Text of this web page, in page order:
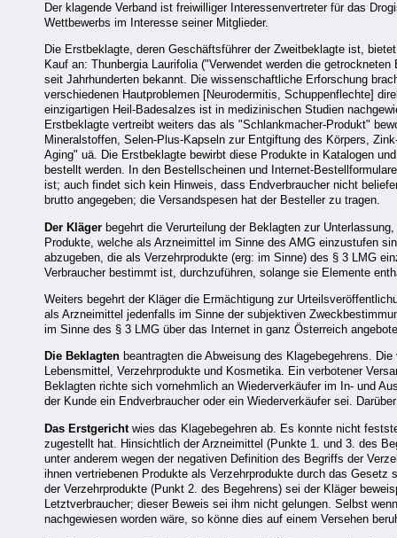
Der klagende Verband ist freiwilliger Interessenvertreter für das
Wettbewerbs im Interesse seiner Mitglieder.
Die Erstbeklagte, deren Geschäftsführer der Zweitbeklagte ist,
Kauf an: Thunbergia Laurifolia ("Verwendet werden die
seit Jahrhunderten bekannt. Die wissenschaftliche Erforschung
verschiedenen Hautproblemen [Neurodermitis, Schuppenflechte]
einzigartigen Heil-Badesalzes ist in medizinischen Studien
Erstbeklagte vertreibt weiters das als "Schlankmacher-Produkt"
Mineralstoffen, Selen-Plus-Kapseln zur Entgiftung des Körpers,
Aging" uä. Die Erstbeklagte bewirbt diese Produkte in Katalogen
bestellt werden. In den Bestellscheinen und Internet-
ist; auch findet sich kein Hinweis, dass Endverbraucher nicht
brutto angegeben; die Versandspesen hat der Besteller zu tragen.
Der Kläger begehrt die Verurteilung der Beklagten zur
Produkte, welche als Arzneimittel im Sinne des AMG einzustufen
abzugeben, die als Verzehrprodukte (erg: im Sinne) des § 3 LMG
Verbraucher bestimmt ist, durchzuführen, solange sie Elemente
Weiters begehrt der Kläger die Ermächtigung zur
als Arzneimittel jedenfalls im Sinne der subjektiven
im Sinne des § 3 LMG über das Internet in ganz Österreich
Die Beklagten beantragten die Abweisung des Klagebegehrens.
Lebensmittel, Verzehrprodukte und Kosmetika. Ein verbotener
Beklagten richte sich vornehmlich an Wiederverkäufer im In- und
der Kunde ein Endverbraucher oder ein Wiederverkäufer sei.
Das Erstgericht wies das Klagebegehren ab. Es konnte nicht
zugestellt hat. Hinsichtlich der Arzneimittel (Punkte 1. und 3. des
unter anderem wegen der negativen Definition des Begriffs der
ihnen vertriebenen Produkte als Verzehrprodukte durch das
der Verzehrprodukte (Punkt 2. des Begehrens) sei der Kläger
Letztverbraucher; dieser Beweis sei ihm nicht gelungen. Selbst
nachgewiesen worden wäre, so könne dies auf einem Versehen